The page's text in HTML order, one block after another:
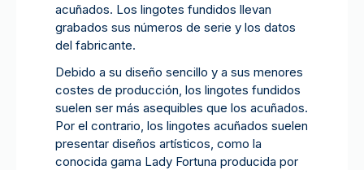
acuñados. Los lingotes fundidos llevan
grabados sus números de serie y los datos
del fabricante.
Debido a su diseño sencillo y a sus menores
costes de producción, los lingotes fundidos
suelen ser más asequibles que los acuñados.
Por el contrario, los lingotes acuñados suelen
presentar diseños artísticos, como la
conocida gama Lady Fortuna producida por